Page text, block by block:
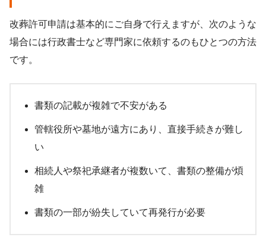
改葬許可申請は基本的にご自身で行えますが、次のような
場合には行政書士など専門家に依頼するのもひとつの方法
です。
書類の記載が複雑で不安がある
管轄役所や墓地が遠方にあり、直接手続きが難し
い
相続人や祭祀承継者が複数いて、書類の整備が煩
雑
書類の一部が紛失していて再発行が必要